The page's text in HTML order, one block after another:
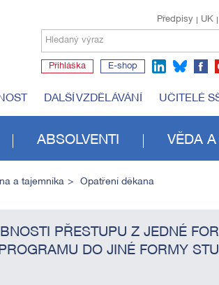
UK
Předpisy
Hledaný výraz
Přihláška E-shop
DALŠÍ VZDĚLÁVÁNÍ UČITELÉ
ABSOLVENTI VĚDA A
a tajemníka Opatření děkana
PŘESTUPU Z JEDNÉ
DO JINÉ FORMY